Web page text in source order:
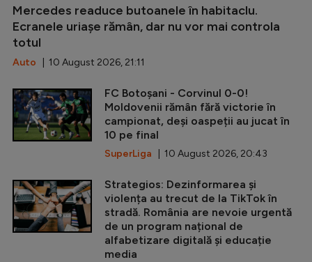
Mercedes readuce butoanele în habitaclu.
Ecranele uriașe rămân, dar nu vor mai controla
totul
Auto | 10 August 2026, 21:11
FC Botoșani - Corvinul 0-0!
Moldovenii rămân fără victorie în
campionat, deși oaspeții au jucat în
10 pe final
SuperLiga | 10 August 2026, 20:43
Strategios: Dezinformarea și
violența au trecut de la TikTok în
stradă. România are nevoie urgentă
de un program național de
alfabetizare digitală și educație
media